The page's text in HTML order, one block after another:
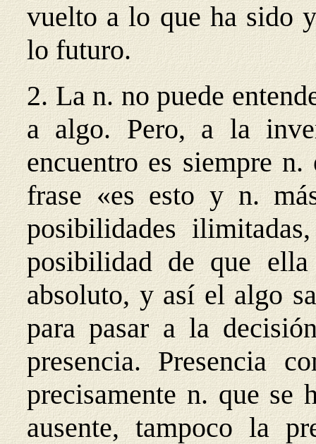
vuelto a lo que ha sido
lo futuro.
2. La n. no puede
a algo. Pero, a la
encuentro es siempre
frase «es esto y n.
posibilidades
posibilidad de que
absoluto, y así el algo
para pasar a la
presencia. Presencia
precisamente n. que se
ausente, tampoco la